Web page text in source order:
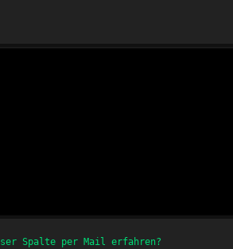
Spalte per Mail erfahren?